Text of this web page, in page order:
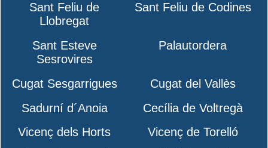
Sant Feliu de
Llobregat
Sant Feliu de Codines
Sant Esteve
Sesrovires
Palautordera
Cugat Sesgarrigues
Cugat del Vallès
Sadurní d´Anoia
Cecília de Voltregà
Vicenç dels Horts
Vicenç de Torelló